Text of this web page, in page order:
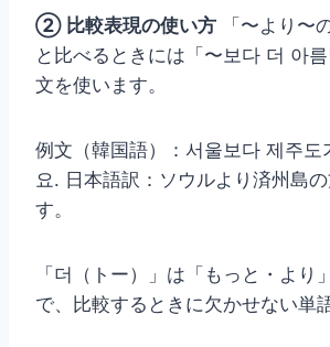
② 比較表現の使い方 「〜より〜
と比べるときには「〜보다 더 아
文を使います。
例文（韓国語）：서울보다 제주도
요. 日本語訳：ソウルより済州島
す。
「더（トー）」は「もっと・より
で、比較するときに欠かせない単